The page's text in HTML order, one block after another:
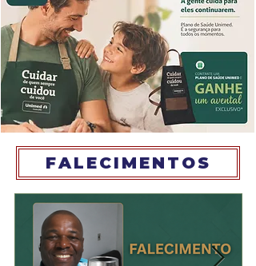
FALECIMENTOS